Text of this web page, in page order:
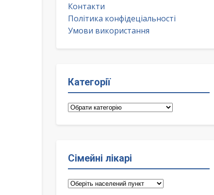
Контакти
Політика конфідеціальності
Умови використання
Категорії
Категорії
Сімейні лікарі
Сімейні